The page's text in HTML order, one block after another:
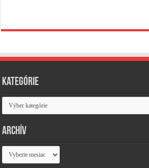
Kategórie
Kategórie
Archív
Archív